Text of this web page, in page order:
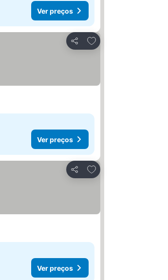
Ver preços
Partilhar
Adicionar aos favoritos
Ver preços
Partilhar
Adicionar aos favoritos
Ver preços